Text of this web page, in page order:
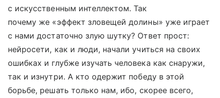
с искусственным интеллектом. Так
почему же «эффект зловещей долины» уже играет
с нами достаточно злую шутку? Ответ прост:
нейросети, как и люди, начали учиться на своих
ошибках и глубже изучать человека как снаружи,
так и изнутри. А кто одержит победу в этой
борьбе, решать только нам, ибо, скорее всего,